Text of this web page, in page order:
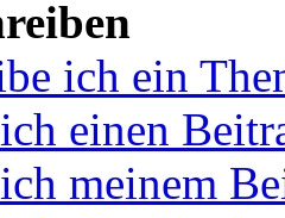
ich ein
einen
meinem